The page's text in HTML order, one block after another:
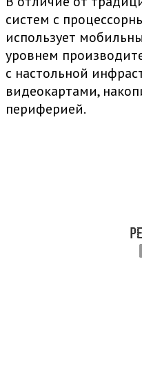
систем с
использует
уровнем
с настольной
видеокартами,
периферией.